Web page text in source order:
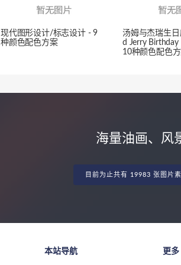
现代图形设计/标志设计 - 9
种颜色配色方案
汤姆与杰瑞生
d Jerry Birthday
10种颜色配色
海量油画、风
目前为止共有 19983 张图片素
本站导航 更多